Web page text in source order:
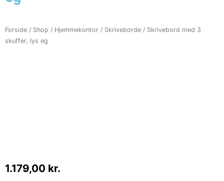
Forside / Shop / Hjemmekontor / Skriveborde / Skrivebord med 3
skuffer, lys eg
1.179,00 kr.